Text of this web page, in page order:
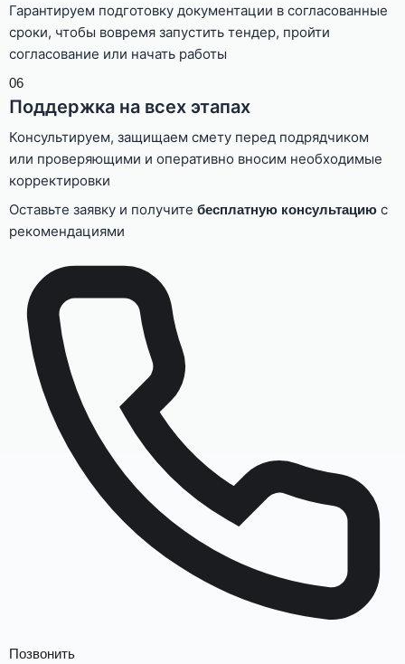
Гарантируем подготовку документации в согласованные
сроки, чтобы вовремя запустить тендер, пройти
согласование или начать работы
06
Поддержка на всех этапах
Консультируем, защищаем смету перед подрядчиком
или проверяющими и оперативно вносим необходимые
корректировки
Оставьте заявку и получите бесплатную консультацию с
рекомендациями
Позвонить